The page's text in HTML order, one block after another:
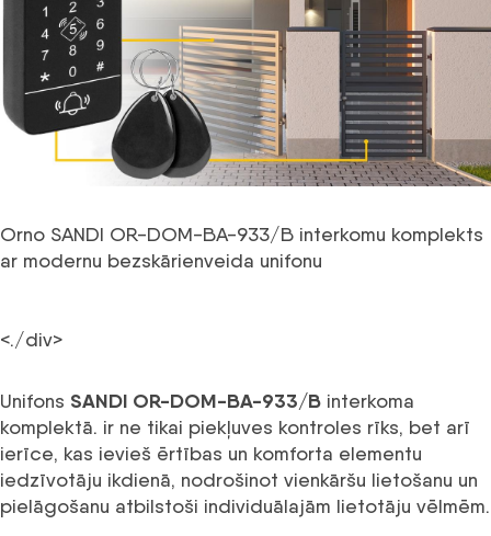
Orno SANDI OR-DOM-BA-933/B interkomu komplekts
ar modernu bezskārienveida unifonu
<./div>
Unifons SANDI OR-DOM-BA-933/B interkoma
komplektā. ir ne tikai piekļuves kontroles rīks, bet arī
ierīce, kas ievieš ērtības un komforta elementu
iedzīvotāju ikdienā, nodrošinot vienkāršu lietošanu un
pielāgošanu atbilstoši individuālajām lietotāju vēlmēm.